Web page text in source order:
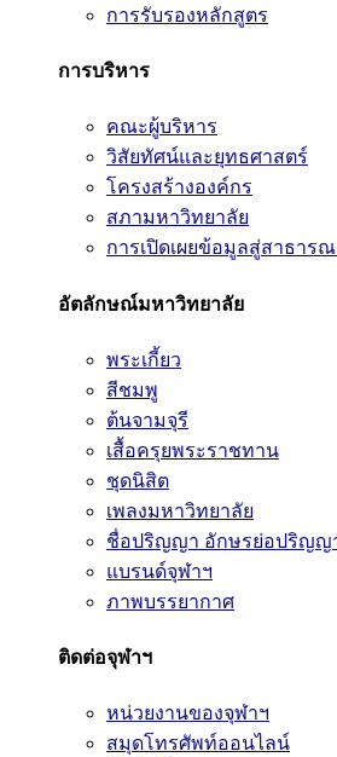
การรับรองหลักสูตร
การบริหาร
คณะผู้บริหาร
วิสัยทัศน์และยุทธศาสตร์
โครงสร้างองค์กร
สภามหาวิทยาลัย
การเปิดเผยข้อมูลสู่สาธารณ
อัตลักษณ์มหาวิทยาลัย
พระเกี้ยว
สีชมพู
ต้นจามจุรี
เสื้อครุยพระราชทาน
ชุดนิสิต
เพลงมหาวิทยาลัย
ชื่อปริญญา อักษรย่อปริญญ
แบรนด์จุฬาฯ
ภาพบรรยากาศ
ติดต่อจุฬาฯ
หน่วยงานของจุฬาฯ
สมุดโทรศัพท์ออนไลน์